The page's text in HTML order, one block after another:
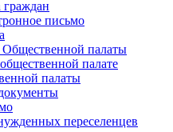
письмо
Общественной палаты
палате
палаты
переселенцев